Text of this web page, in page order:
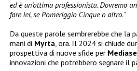
ed è un’ottima professionista. Dovremo
fare lei, se Pomeriggio Cinque o altro.”
Da queste parole sembrerebbe che la
mani di Myrta, ora. Il 2024 si chiude
prospettiva di nuove sfide per
innovazioni che potrebbero segnare il